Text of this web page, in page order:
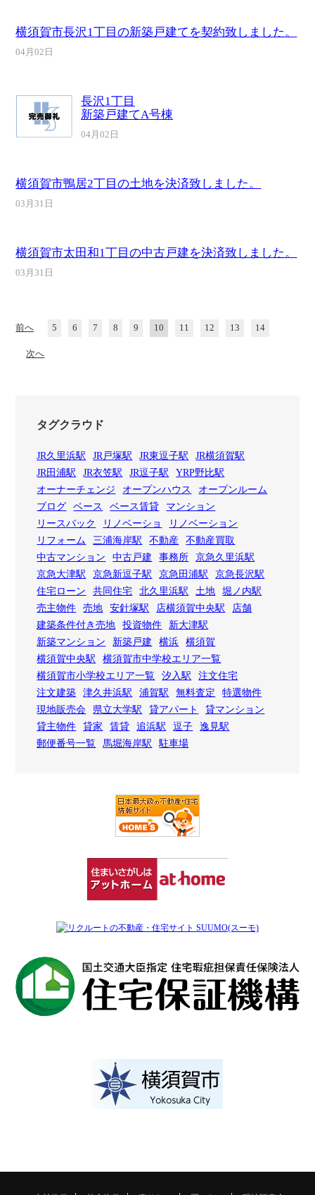
横須賀市長沢1丁目の新築戸建てを契約致しました。
04月02日
長沢1丁目
新築戸建てA号棟
04月02日
横須賀市鴨居2丁目の土地を決済致しました。
03月31日
横須賀市太田和1丁目の中古戸建を決済致しました。
03月31日
前へ 5 6 7 8 9 10 11 12 13 14
次へ
タグクラウド
JR久里浜駅 JR戸塚駅 JR東逗子駅
JR横須賀駅
JR田浦駅
JR衣笠駅 JR逗子駅
YRP野比駅
オーナーチェンジ
オープンハウス
オープンルーム
ブログ
ベース ベース賃貸
マンション
リースバック
リノベーショ
リノベーション
リフォーム
三浦海岸駅 不動産
不動産買取
中古マンション
中古戸建 事務所
京急久里浜駅
京急大津駅
京急新逗子駅 京急田浦駅
京急長沢駅
住宅ローン
共同住宅 北久里浜駅 土地
堀ノ内駅
売主物件
売地 安針塚駅 店横須賀中央駅
店舗
建築条件付き売地
投資物件
新大津駅
新築マンション
新築戸建 横浜
横須賀
横須賀中央駅
横須賀市中学校エリア一覧
横須賀市小学校エリア一覧
汐入駅
注文住宅
注文建築
津久井浜駅 浦賀駅 無料査定
特選物件
現地販売会
県立大学駅 貸アパート
貸マンション
貸主物件
貸家 賃貸 追浜駅 逗子
逸見駅
郵便番号一覧
馬堀海岸駅 駐車場